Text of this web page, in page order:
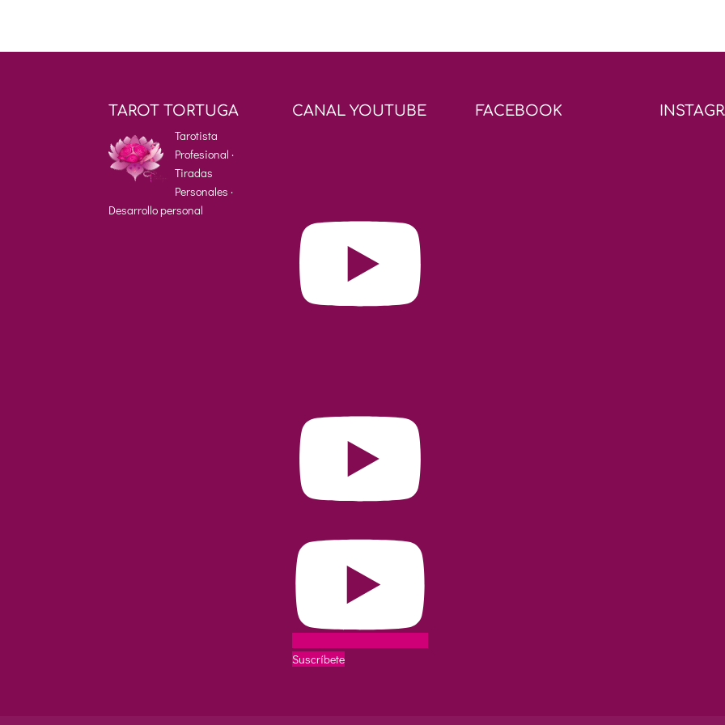
TAROT TORTUGA
Tarotista
Profesional ·
Tiradas
Personales ·
Desarrollo personal
CANAL YOUTUBE
Suscríbete
FACEBOOK